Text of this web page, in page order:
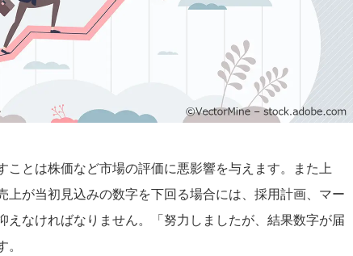
とは株価など市場の評価に悪影響を与えます。また上
上が当初見込みの数字を下回る場合には、採用計画、マー
えなければなりません。「努力しましたが、結果数字が届